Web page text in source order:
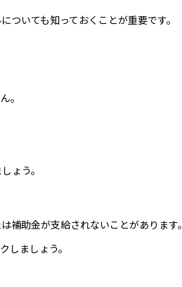
いても知っておくことが重要です。
。
ょう。
補助金が支給されないことがあります。
しましょう。